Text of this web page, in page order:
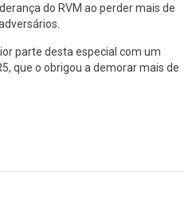
do RVM ao perder mais de
parte desta especial com um
que o obrigou a demorar mais de